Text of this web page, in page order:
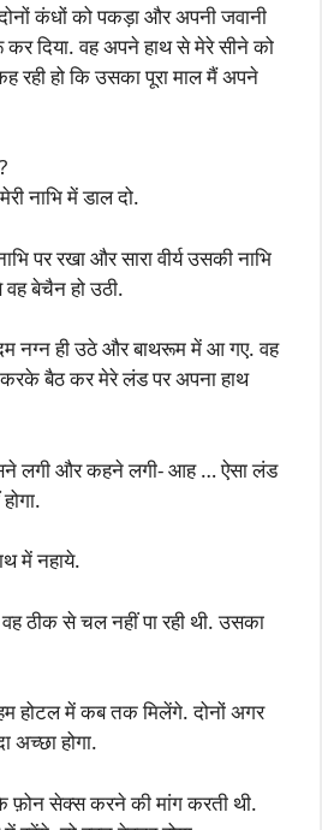
कंधों को पकड़ा और अपनी जवानी
दिया. वह अपने हाथ से मेरे सीने को
रही हो कि उसका पूरा माल मैं अपने
नाभि में डाल दो.
पर रखा और सारा वीर्य उसकी नाभि
वह बेचैन हो उठी.
नग्न ही उठे और बाथरूम में आ गए. वह
बैठ कर मेरे लंड पर अपना हाथ
लगी और कहने लगी- आह … ऐसा लंड
में नहाये.
ठीक से चल नहीं पा रही थी. उसका
होटल में कब तक मिलेंगे. दोनों अगर
अच्छा होगा.
फ़ोन सेक्स करने की मांग करती थी.